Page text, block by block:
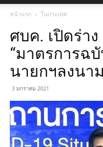
หน้าแรก ในประเทศ
ศบค. เปิดร่า
“มาตรการฉ
นายกฯลงนา
3 มกราคม 2021